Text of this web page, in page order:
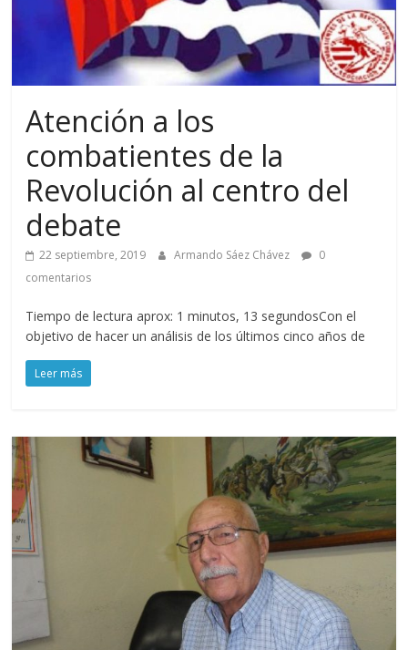
Atención a los
combatientes de la
Revolución al centro del
debate
22 septiembre, 2019 Armando Sáez Chávez
0
comentarios
Tiempo de lectura aprox: 1 minutos, 13 segundosCon el
objetivo de hacer un análisis de los últimos cinco años de
Leer más